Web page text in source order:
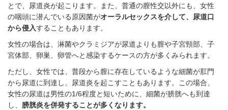
とで、尿道炎が起こります。また、普通の膣性交以外にも、女性
の咽頭に潜んでいる原因菌がオーラルセックスを介して、尿道口
から侵入することもあります。
女性の場合は、淋菌やクラミジアが尿道よりも膣や子宮頸部、子
宮体部、卵巣、卵管へと感染するケースの方が多くみられます。
ただし、女性では、普段から膣に存在しているような細菌が肛門
から尿道に到達し、尿道炎を起こすこともあります。この場合、
女性の尿道は男性の1/6程度と短いために、細菌が膀胱へも到達
し、 膀胱炎を併発することが多くなります。